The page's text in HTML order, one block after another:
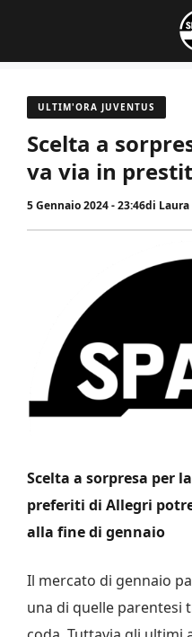
contenuto
ULTIM'ORA JUVENTUS
Scelta a
va via in
5 Gennaio 2024 - 23:46di
Scelta a sorpresa per
preferiti di Allegri
alla fine di gennaio
Il mercato di gennaio
una di quelle parentesi